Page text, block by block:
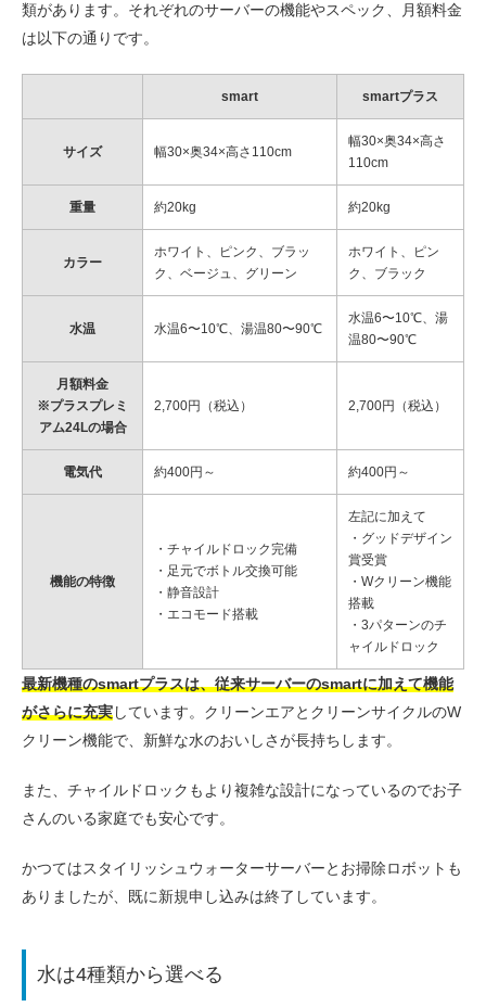
類があります。それぞれのサーバーの機能やスペック、月額料金
は以下の通りです。
smart smartプラス
サイズ 幅30×奥34×高さ110cm
幅30×奥34×高さ
110cm
重量 約20kg 約20kg
カラー
ホワイト、ピンク、ブラッ
ク、ベージュ、グリーン
ホワイト、ピン
ク、ブラック
水温 水温6〜10℃、湯温80〜90℃
水温6〜10℃、湯
温80〜90℃
月額料金
※プラスプレミ
アム24Lの場合
2,700円（税込） 2,700円（税込）
電気代 約400円～ 約400円～
機能の特徴
・チャイルドロック完備
・足元でボトル交換可能
・静音設計
・エコモード搭載
左記に加えて
・グッドデザイン
賞受賞
・Wクリーン機能
搭載
・3パターンのチ
ャイルドロック
最新機種のsmartプラスは、従来サーバーのsmartに加えて機能
がさらに充実しています。クリーンエアとクリーンサイクルのW
クリーン機能で、新鮮な水のおいしさが長持ちします。
また、チャイルドロックもより複雑な設計になっているのでお子
さんのいる家庭でも安心です。
かつてはスタイリッシュウォーターサーバーとお掃除ロボットも
ありましたが、既に新規申し込みは終了しています。
水は4種類から選べる